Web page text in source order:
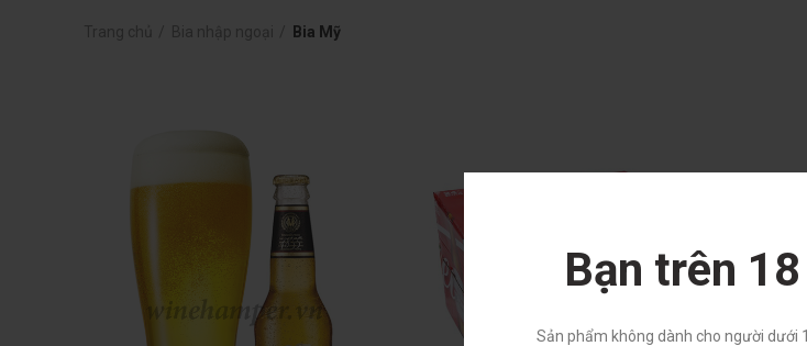
Bạn trên
Sản phẩm không dành cho người dưới
Bia Mỹ